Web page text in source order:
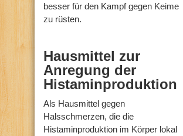
besser für den Kampf gegen Keime
zu rüsten.
Hausmittel zur
Anregung der
Histaminproduktion
Als Hausmittel gegen
Halsschmerzen, die die
Histaminproduktion im Körper lokal